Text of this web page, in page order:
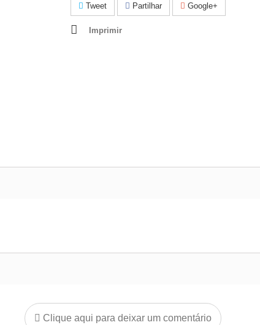
Tweet Partilhar Google+
Imprimir
Clique aqui para deixar um comentário